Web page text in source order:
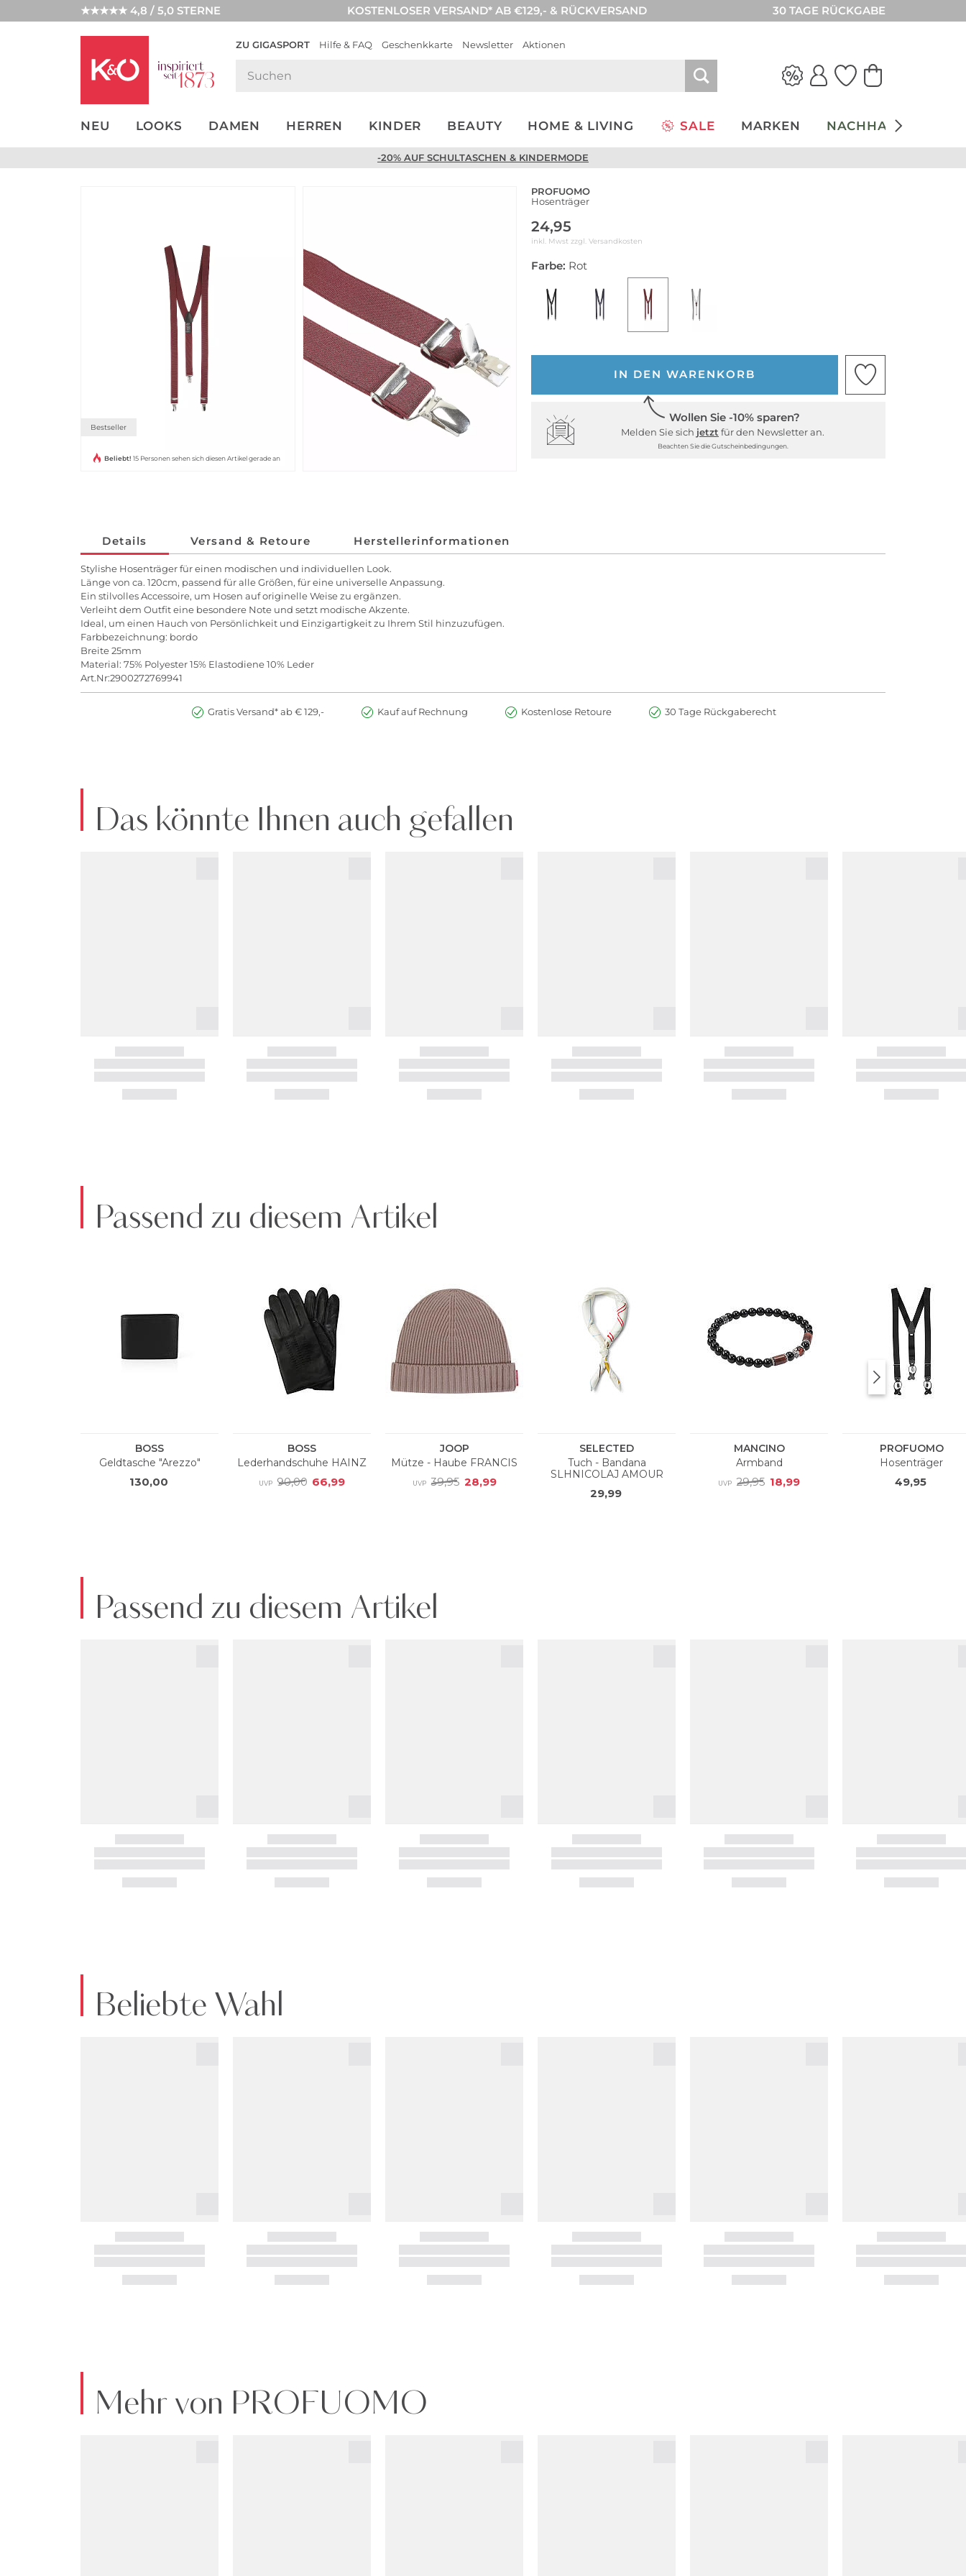
★★★★★ 4,8 / 5,0 STERNE KOSTENLOSER VERSAND* AB €129,- & RÜCKVERSAND 30 TAGE RÜCKGABE
ZU GIGASPORT Hilfe & FAQ Geschenkkarte Newsletter Aktionen
NEU LOOKS DAMEN HERREN KINDER BEAUTY HOME & LIVING SALE MARKEN NACHHALTIGKEIT
NEW IN
WEDDING
-20% AUF SCHULTASCHEN & KINDERMODE
Bestseller
Beliebt! 15 Personen sehen sich diesen Artikel gerade an
PROFUOMO
Hosenträger
24,95
inkl. Mwst zzgl. Versandkosten
Farbe: Rot
IN DEN WARENKORB
Wollen Sie -10% sparen?
Melden Sie sich jetzt für den Newsletter an.
Beachten Sie die Gutscheinbedingungen.
Details Versand & Retoure Herstellerinformationen
Stylishe Hosenträger für einen modischen und individuellen Look.
Länge von ca. 120cm, passend für alle Größen, für eine universelle Anpassung.
Ein stilvolles Accessoire, um Hosen auf originelle Weise zu ergänzen.
Verleiht dem Outfit eine besondere Note und setzt modische Akzente.
Ideal, um einen Hauch von Persönlichkeit und Einzigartigkeit zu Ihrem Stil hinzuzufügen.
Farbbezeichnung: bordo
Breite 25mm
Material: 75% Polyester 15% Elastodiene 10% Leder
Art.Nr:2900272769941
Gratis Versand* ab € 129,- Kauf auf Rechnung Kostenlose Retoure 30 Tage Rückgaberecht
Das könnte Ihnen auch gefallen
Passend zu diesem Artikel
Passend zu diesem Artikel
Beliebte Wahl
Mehr von PROFUOMO